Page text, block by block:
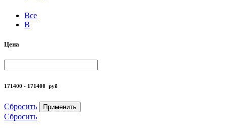
Все
B
Цена
171400 - 171400 руб
Сбросить Применить
Сбросить